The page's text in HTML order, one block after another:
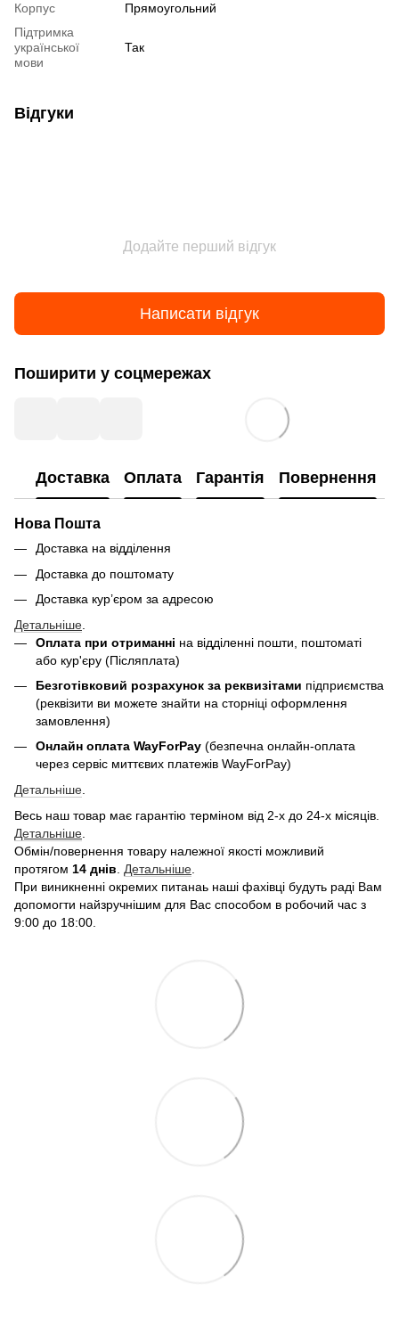
Корпус
Прямоугольний
Підтримка
української
мови
Так
Відгуки
Додайте перший відгук
Написати відгук
Поширити у соцмережах
Доставка Оплата Гарантія Повернення
Нова Пошта
Доставка на відділення
Доставка до поштомату
Доставка кур’єром за адресою
Детальніше
Оплата при отриманні на відділенні пошти, поштоматі
або кур'єру (Післяплата)
Безготівковий розрахунок за реквизітами підприємства
(реквізити ви можете знайти на сторніці оформлення
замовлення)
Онлайн оплата WayForPay (безпечна онлайн-оплата
через сервіс миттєвих платежів WayForPay)
Детальніше
Весь наш товар має гарантію терміном від 2-х до 24-х місяців.
Детальніше
Обмін/повернення товару належної якості можливий
протягом 14 днів Детальніше
При виникненні окремих питанаь наші фахівці будуть раді Вам
допомогти найзручнішим для Вас способом в робочий час з
9:00 до 18:00.